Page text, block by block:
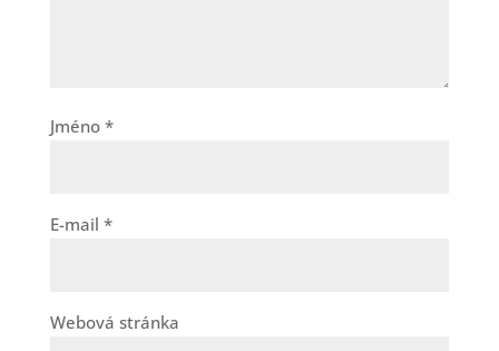
Jméno *
E-mail *
Webová stránka